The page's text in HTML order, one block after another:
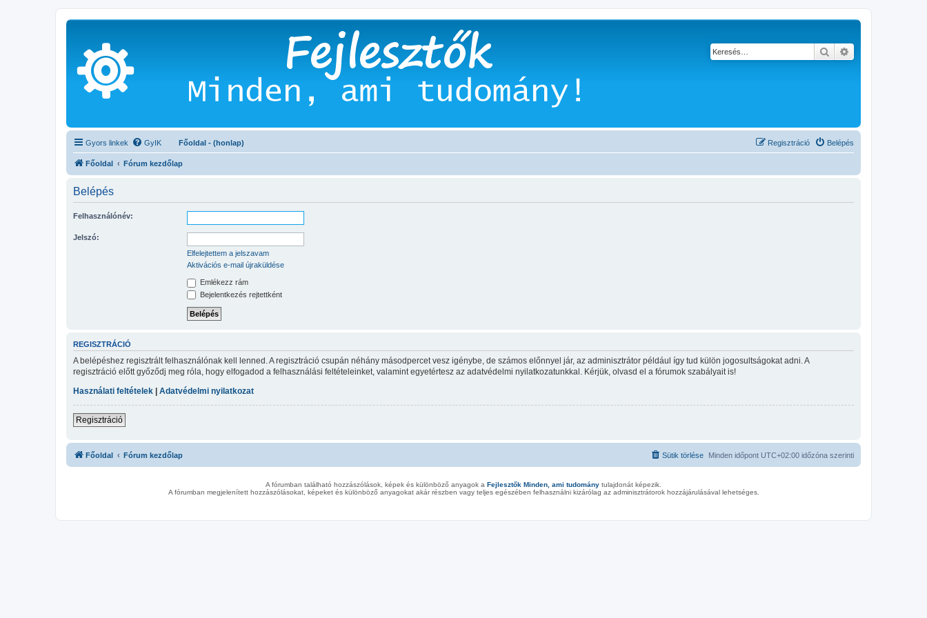
Keresés
Gyors linkek GyIK Főoldal - (honlap) Belépés
Regisztráció
Főoldal Fórum kezdőlap
Belépés
Felhasználónév:
Jelszó:
Elfelejtettem a jelszavam
Aktivációs e-mail újraküldése
Emlékezz rám
Bejelentkezés rejtettként
REGISZTRÁCIÓ
A belépéshez regisztrált felhasználónak kell lenned. A regisztráció csupán néhány másodpercet vesz igénybe, de számos előnnyel jár, az adminisztrátor például így tud külön jogosultságokat adni. A
regisztráció előtt győződj meg róla, hogy elfogadod a felhasználási feltételeinket, valamint egyetértesz az adatvédelmi nyilatkozatunkkal. Kérjük, olvasd el a fórumok szabályait is!
Használati feltételek | Adatvédelmi nyilatkozat
Regisztráció
Főoldal Fórum kezdőlap Minden időpont UTC+02:00 időzóna szerinti
Sütik törlése
A fórumban található hozzászólások, képek és különböző anyagok a Fejlesztők Minden, ami tudomány tulajdonát képezik.
A fórumban megjelenített hozzászólásokat, képeket és különböző anyagokat akár részben vagy teljes egészében felhasználni kizárólag az adminisztrátorok hozzájárulásával lehetséges.